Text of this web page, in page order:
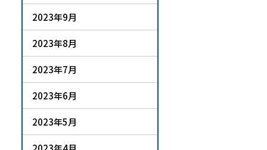
2023年9月
2023年8月
2023年7月
2023年6月
2023年5月